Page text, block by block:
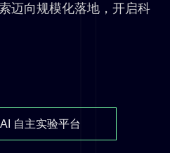
迈向规模化落地，开启科
自主实验平台